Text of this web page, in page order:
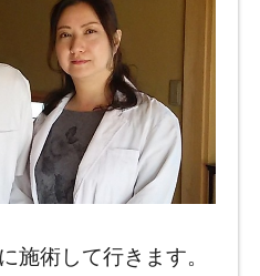
施術して行きます。